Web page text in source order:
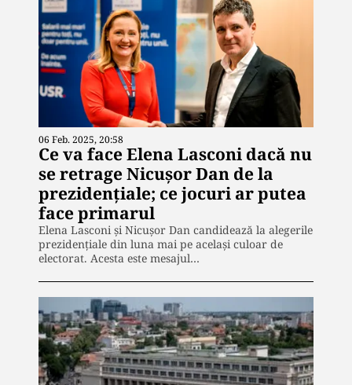
06 Feb. 2025, 20:58
Ce va face Elena Lasconi dacă nu
se retrage Nicușor Dan de la
prezidențiale; ce jocuri ar putea
face primarul
Elena Lasconi și Nicușor Dan candidează la alegerile
prezidențiale din luna mai pe același culoar de
electorat. Acesta este mesajul…